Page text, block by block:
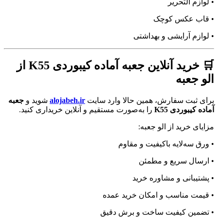
• قاب عکس کوچک
• لوازم آرایشی و بهداشتی
🛒 خرید آنلاین جعبه آماده کیبوردی K55 از
الو جعبه
برای ثبت سفارش، همین حالا وارد سایت alojabeh.ir شوید و جعبه
آماده کیبوردی K55
را به‌صورت مستقیم و آنلاین خریداری کنید.
مزایای خرید از الو جعبه:
• ورق سه‌لایه باکیفیت و مقاوم
• ارسال سریع و مطمئن
• پشتیبانی و مشاوره خرید
• قیمت مناسب و امکان خرید عمده
• تضمین کیفیت ساخت و برش دقیق